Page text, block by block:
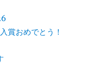
賞おめでとう！